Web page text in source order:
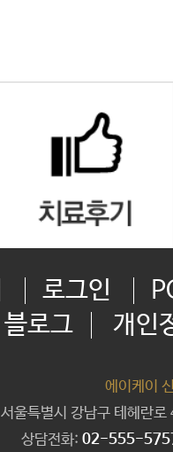
로그인
블로그 개인
에이케이
서울특별시 강남구 테헤란
상담전화: 02-555-